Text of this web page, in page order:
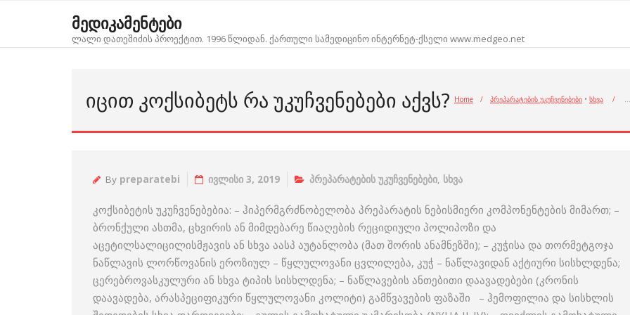
მედიკამენტები
ლალი დათეშიძის პროექტით. 1996 წლიდან. ქართული სამედიცინო ინტერნეტ-ქსელი www.medgeo.net
ᲘᲪᲘᲗ ᲙᲝᲥᲡᲘᲑᲔᲢᲡ ᲠᲐ ᲣᲙᲣᲩᲕᲔᲜᲔᲑᲔᲑᲘ ᲐᲥᲕᲡ? Home / პრეპარატების უკუჩვენებები • სხვა / …
By preparatebi ივლისი 3, 2019 პრეპარატების უკუჩვენებები, სხვა
კოქსიბეტის უკუჩვენებებია: – ჰიპერმგრძნობელობა პრეპარატის ნებისმიერი კომპონენტების მიმართ; –
ბრონქული ასთმა, ცხვირის ან მიმდებარე წიაღების რეციდიული პოლიპოზი და
აცეტილსალიცილისმჟავის ან სხვა აასპ აუტანლობა (მათ შორის ანამნეზში); – კუჭისა და თორმეტგოჯა
ნაწლავის ლორწოვანის ეროზიულ – წყლულოვანი ცვლილება, კუჭ – ნაწლავიდან აქტიური სისხლდენა;
ცერებროვასკულური ან სხვა ტიპის სისხლდენა; – ნაწლავების ანთებითი დაავადებები (კრონის
დაავადება, არასპეციფიკური წყლულოვანი კოლიტი) გამწვავების ფაზაში – ჰემოფილია და სისხლის